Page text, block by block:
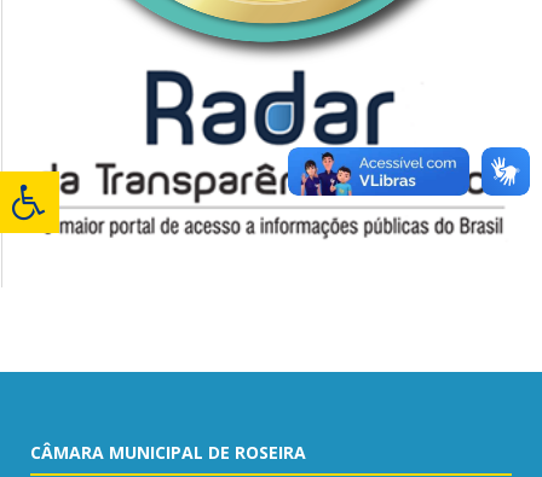
CÂMARA MUNICIPAL DE ROSEIRA